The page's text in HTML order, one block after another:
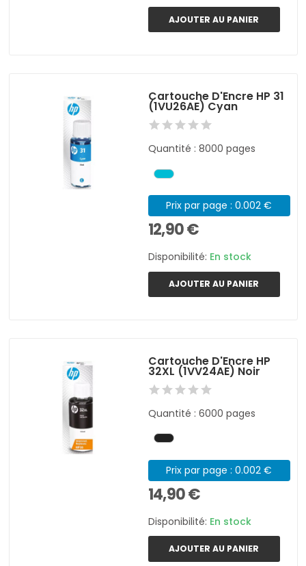
AJOUTER AU PANIER
Cartouche D'Encre HP 31
(1VU26AE) Cyan
Quantité : 8000 pages
Prix par page : 0.002 €
12,90 €
Disponibilité: En stock
AJOUTER AU PANIER
Cartouche D'Encre HP
32XL (1VV24AE) Noir
Quantité : 6000 pages
Prix par page : 0.002 €
14,90 €
Disponibilité: En stock
AJOUTER AU PANIER